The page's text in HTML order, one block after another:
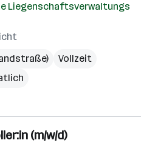
Liegenschaftsverwaltungs
Vollzeit
(m/w/d)